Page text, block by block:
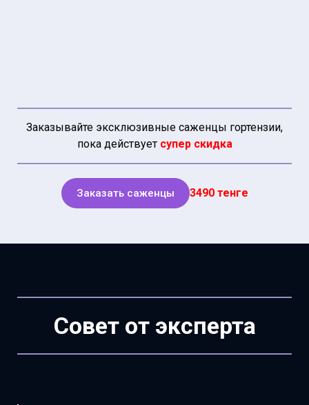
Заказывайте эксклюзивные саженцы гортензии,
пока действует супер скидка
Заказать саженцы 3490 тенге
Совет от эксперта